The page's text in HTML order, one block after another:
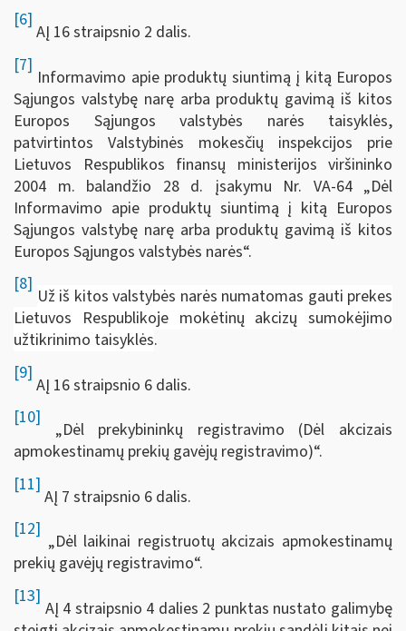
[6]
AĮ 16 straipsnio 2 dalis.
[7]
Informavimo apie produktų siuntimą į kitą Europos
Sąjungos valstybę narę arba produktų gavimą iš kitos
Europos Sąjungos valstybės narės taisyklės,
patvirtintos Valstybinės mokesčių inspekcijos prie
Lietuvos Respublikos finansų ministerijos viršininko
2004 m. balandžio 28 d. įsakymu Nr. VA-64 „Dėl
Informavimo apie produktų siuntimą į kitą Europos
Sąjungos valstybę narę arba produktų gavimą iš kitos
Europos Sąjungos valstybės narės“.
[8]
Už iš kitos valstybės narės numatomas gauti prekes
Lietuvos Respublikoje mokėtinų akcizų sumokėjimo
užtikrinimo taisyklės.
[9]
AĮ 16 straipsnio 6 dalis.
[10]
„Dėl prekybininkų registravimo (Dėl akcizais
apmokestinamų prekių gavėjų registravimo)“.
[11]
AĮ 7 straipsnio 6 dalis.
[12]
„Dėl laikinai registruotų akcizais apmokestinamų
prekių gavėjų registravimo“.
[13]
AĮ 4 straipsnio 4 dalies 2 punktas nustato galimybę